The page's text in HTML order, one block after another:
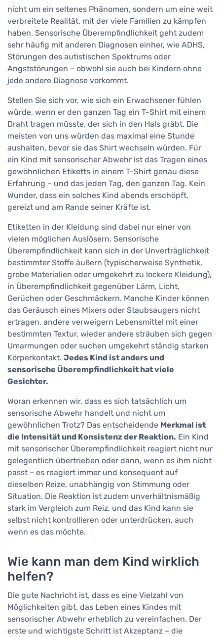
nicht um ein seltenes Phänomen, sondern um eine weit
verbreitete Realität, mit der viele Familien zu kämpfen
haben. Sensorische Überempfindlichkeit geht zudem
sehr häufig mit anderen Diagnosen einher, wie ADHS,
Störungen des autistischen Spektrums oder
Angststörungen – obwohl sie auch bei Kindern ohne
jede andere Diagnose vorkommt.
Stellen Sie sich vor, wie sich ein Erwachsener fühlen
würde, wenn er den ganzen Tag ein T-Shirt mit einem
Draht tragen müsste, der sich in den Hals gräbt. Die
meisten von uns würden das maximal eine Stunde
aushalten, bevor sie das Shirt wechseln würden. Für
ein Kind mit sensorischer Abwehr ist das Tragen eines
gewöhnlichen Etiketts in einem T-Shirt genau diese
Erfahrung – und das jeden Tag, den ganzen Tag. Kein
Wunder, dass ein solches Kind abends erschöpft,
gereizt und am Rande seiner Kräfte ist.
Etiketten in der Kleidung sind dabei nur einer von
vielen möglichen Auslösern. Sensorische
Überempfindlichkeit kann sich in der Unverträglichkeit
bestimmter Stoffe äußern (typischerweise Synthetik,
grobe Materialien oder umgekehrt zu lockere Kleidung),
in Überempfindlichkeit gegenüber Lärm, Licht,
Gerüchen oder Geschmäckern. Manche Kinder können
das Geräusch eines Mixers oder Staubsaugers nicht
ertragen, andere verweigern Lebensmittel mit einer
bestimmten Textur, wieder andere sträuben sich gegen
Umarmungen oder suchen umgekehrt ständig starken
Körperkontakt. Jedes Kind ist anders und
sensorische Überempfindlichkeit hat viele
Gesichter.
Woran erkennen wir, dass es sich tatsächlich um
sensorische Abwehr handelt und nicht um
gewöhnlichen Trotz? Das entscheidende Merkmal ist
die Intensität und Konsistenz der Reaktion. Ein Kind
mit sensorischer Überempfindlichkeit reagiert nicht nur
gelegentlich übertrieben oder dann, wenn es ihm nicht
passt – es reagiert immer und konsequent auf
dieselben Reize, unabhängig von Stimmung oder
Situation. Die Reaktion ist zudem unverhältnismäßig
stark im Vergleich zum Reiz, und das Kind kann sie
selbst nicht kontrollieren oder unterdrücken, auch
wenn es das möchte.
Wie kann man dem Kind wirklich
helfen?
Die gute Nachricht ist, dass es eine Vielzahl von
Möglichkeiten gibt, das Leben eines Kindes mit
sensorischer Abwehr erheblich zu vereinfachen. Der
erste und wichtigste Schritt ist Akzeptanz – die